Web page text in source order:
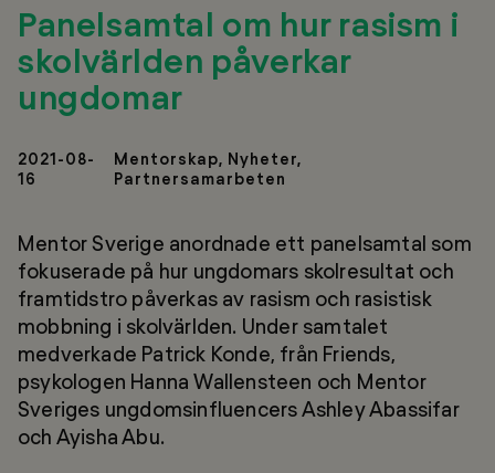
Panelsamtal om hur rasism i
skolvärlden påverkar
ungdomar
2021-08-
16
Mentorskap, Nyheter,
Partnersamarbeten
Mentor Sverige anordnade ett panelsamtal som
fokuserade på hur ungdomars skolresultat och
framtidstro påverkas av rasism och rasistisk
mobbning i skolvärlden. Under samtalet
medverkade Patrick Konde, från Friends,
psykologen Hanna Wallensteen och Mentor
Sveriges ungdomsinfluencers Ashley Abassifar
och Ayisha Abu.